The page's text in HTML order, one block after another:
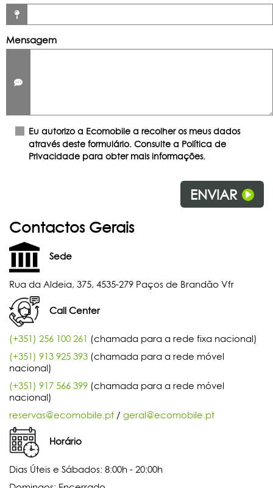
Mensagem
Eu autorizo a Ecomobile a recolher os meus dados
através deste formulário. Consulte a Política de
Privacidade para obter mais informações.
ENVIAR
Contactos Gerais
Sede
Rua da Aldeia, 375, 4535-279 Paços de Brandão Vfr
Call Center
(+351) 256 100 261 (chamada para a rede fixa nacional)
(+351) 913 925 393 (chamada para a rede móvel
nacional)
(+351) 917 566 399 (chamada para a rede móvel
nacional)
reservas@ecomobile.pt / geral@ecomobile.pt
Horário
Dias Úteis e Sábados: 8:00h - 20:00h